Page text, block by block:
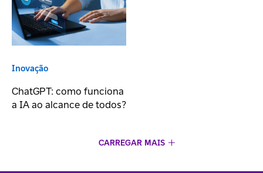
Inovação
ChatGPT: como funciona
a IA ao alcance de todos?
CARREGAR MAIS